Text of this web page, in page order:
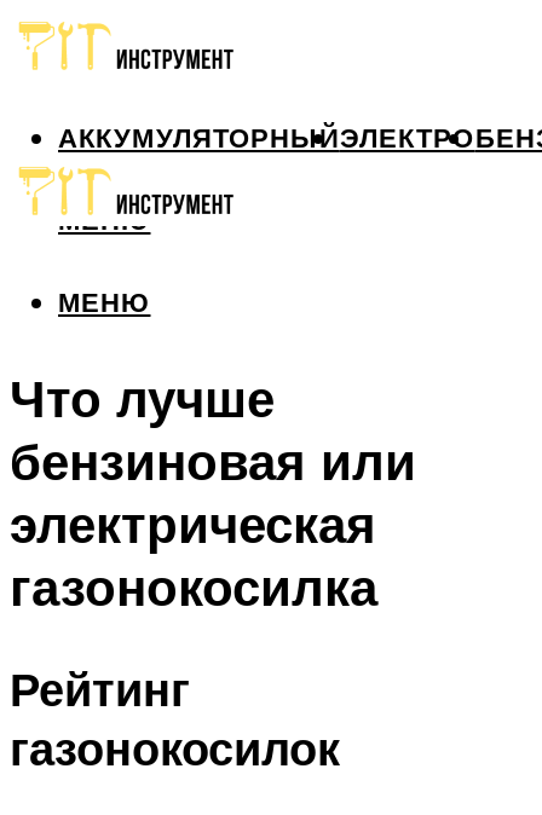
АККУМУЛЯТОРНЫЙЭЛЕКТРО
МЕНЮ
МЕНЮ
Что лучше
бензиновая или
электрическая
газонокосилка
Рейтинг
газонокосилок